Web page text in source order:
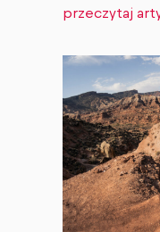
przeczytaj